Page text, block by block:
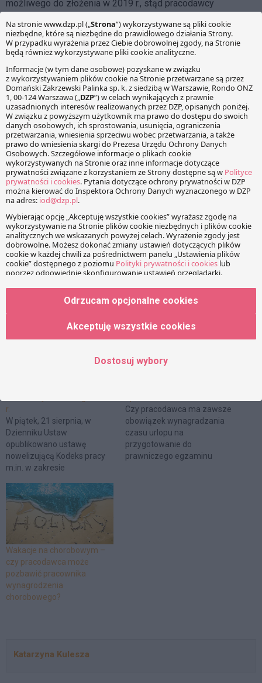
możliwego do złożenia w 2019 r., stąd pracodawcy
dystrybuują wśród pracowników) albo bazują na
oświadczeniach przygotowanych przez samych
pracowników.
W razie pytań zapraszamy do kontaktu i służymy pomocą w
przygotowaniu wzoru oświadczenia.
[1]Ustawa z dnia 4 lipca 2019 r. o zmianie ustawy o podatku
dochodowym od osób fizycznych, ustawy o świadczeniach
rodzinnych oraz ustawy o świadczeniach opieki zdrowotnej
finansowanych ze środków publicznych (Dz.U. 2019 poz.
1394).
Katarzyna Kulesza
Facebook Share on X LinkedIn
WhatsApp Email Copy Link
r.
W piątek, 21 sierpnia, w
Dzienniku Ustaw
opublikowano ustawę
nowelizującą Kodeks pracy
m.in. w zakresie
Zmiany wejdą w życie po
upływie 6 miesięcy ich od
ogłoszenia, a więc
obowiązywać będą od 22
lutego 2016 r.
Czy pracodawca ma zawsze
obowiązek wynagradzania
czasu urlopu na
przygotowanie do
prawniczego egzaminu
Wakacje na chorobowym –
czy pracodawca może
pozbawić pracownika
wynagrodzenia
chorobowego?
Katarzyna Kulesza
Odrzucam opcjonalne cookies
Akceptuję wszystkie cookies
Dostosuj wybory